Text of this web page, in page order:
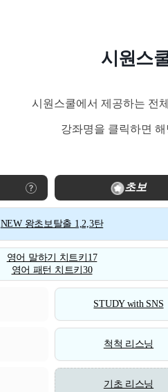
시원스
시원스쿨에서 제공하는 전
강좌명을 클릭하면
초보
NEW 왕초보탈출 1,2,3탄
영어 말하기 치트키17
영어 패턴 치트키30
STUDY with SNS
척척 리스닝
기초 리스닝